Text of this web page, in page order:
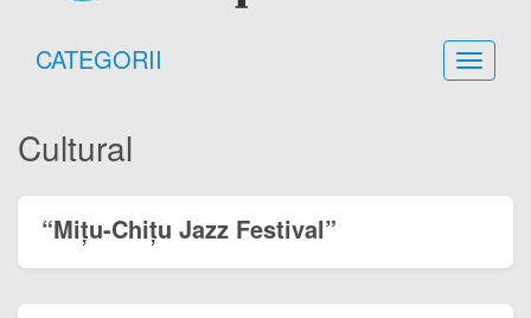
CATEGORII
Cultural
“Miţu-Chiţu Jazz Festival”